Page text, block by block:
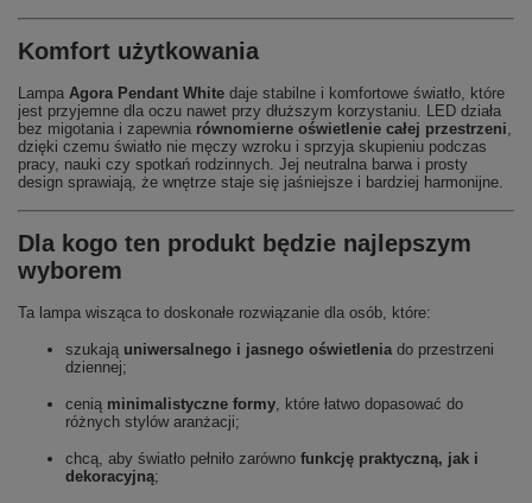
Komfort użytkowania
Lampa Agora Pendant White daje stabilne i komfortowe światło, które
jest przyjemne dla oczu nawet przy dłuższym korzystaniu. LED działa
bez migotania i zapewnia równomierne oświetlenie całej przestrzeni,
dzięki czemu światło nie męczy wzroku i sprzyja skupieniu podczas
pracy, nauki czy spotkań rodzinnych. Jej neutralna barwa i prosty
design sprawiają, że wnętrze staje się jaśniejsze i bardziej harmonijne.
Dla kogo ten produkt będzie najlepszym
wyborem
Ta lampa wisząca to doskonałe rozwiązanie dla osób, które:
szukają uniwersalnego i jasnego oświetleniado przestrzeni
dziennej;
cenią minimalistyczne formy, które łatwo dopasować do
różnych stylów aranżacji;
chcą, aby światło pełniło zarówno funkcję praktyczną, jak i
dekoracyjną;